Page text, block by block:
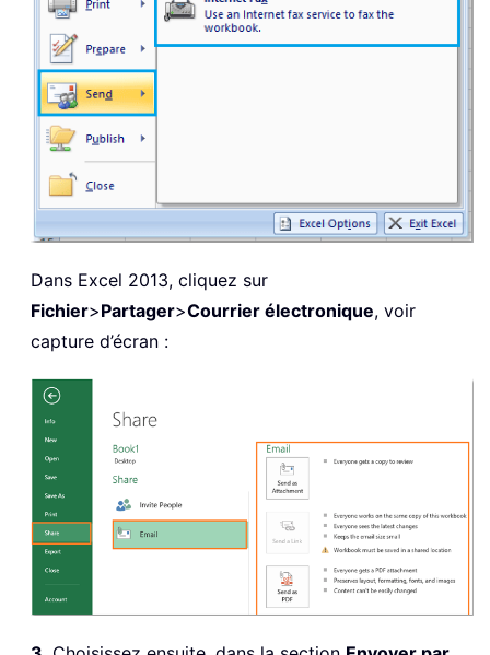
Dans Excel 2013, cliquez sur
Fichier>Partager>Courrier électronique, voir
capture d’écran :